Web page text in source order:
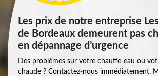
Les prix de notre entreprise
de Bordeaux demeurent pas
en dépannage d’urgence
Des problèmes sur votre chauffe-eau ou
chaude ? Contactez-nous immédiatement.